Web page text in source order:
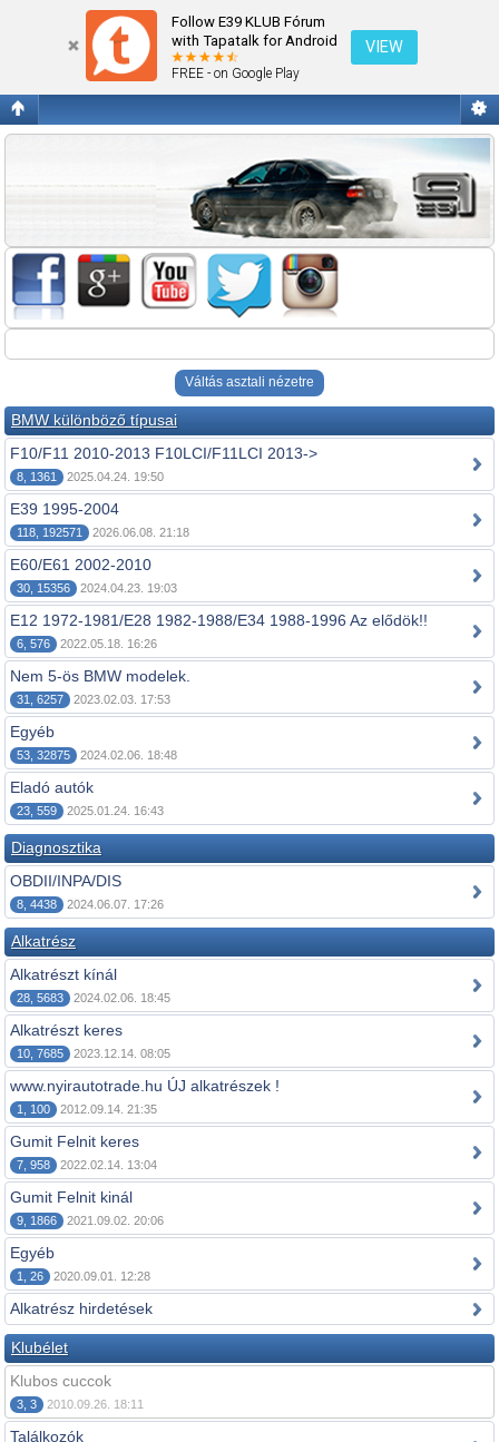
Follow E39 KLUB Fórum
with Tapatalk for Android
FREE - on Google Play
VIEW
Fórum kezdőlap megtekintése
Váltás asztali nézetre
BMW különböző típusai
F10/F11 2010-2013 F10LCI/F11LCI 2013->
8, 1361 2025.04.24. 19:50
E39 1995-2004
118, 192571 2026.06.08. 21:18
E60/E61 2002-2010
30, 15356 2024.04.23. 19:03
E12 1972-1981/E28 1982-1988/E34 1988-1996 Az elődök!!
6, 576 2022.05.18. 16:26
Nem 5-ös BMW modelek.
31, 6257 2023.02.03. 17:53
Egyéb
53, 32875 2024.02.06. 18:48
Eladó autók
23, 559 2025.01.24. 16:43
Diagnosztika
OBDII/INPA/DIS
8, 4438 2024.06.07. 17:26
Alkatrész
Alkatrészt kínál
28, 5683 2024.02.06. 18:45
Alkatrészt keres
10, 7685 2023.12.14. 08:05
www.nyirautotrade.hu ÚJ alkatrészek !
1, 100 2012.09.14. 21:35
Gumit Felnit keres
7, 958 2022.02.14. 13:04
Gumit Felnit kinál
9, 1866 2021.09.02. 20:06
Egyéb
1, 26 2020.09.01. 12:28
Alkatrész hirdetések
Klubélet
Klubos cuccok
3, 3 2010.09.26. 18:11
Találkozók